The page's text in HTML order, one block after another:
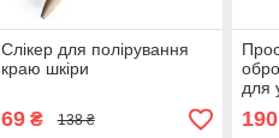
Слікер для полірування
краю шкіри
69₴ 138 ₴
для
для
190